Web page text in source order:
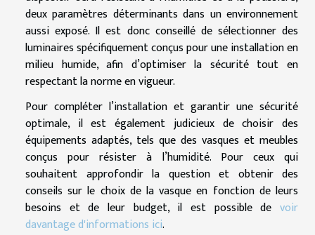
deux paramètres déterminants dans un environnement
aussi exposé. Il est donc conseillé de sélectionner des
luminaires spécifiquement conçus pour une installation en
milieu humide, afin d’optimiser la sécurité tout en
respectant la norme en vigueur.
Pour compléter l’installation et garantir une sécurité
optimale, il est également judicieux de choisir des
équipements adaptés, tels que des vasques et meubles
conçus pour résister à l’humidité. Pour ceux qui
souhaitent approfondir la question et obtenir des
conseils sur le choix de la vasque en fonction de leurs
besoins et de leur budget, il est possible de voir
davantage d'informations ici.